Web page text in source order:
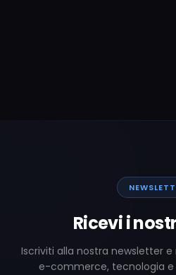
Ricevi i
Iscriviti alla nostra newsletter
e-commerce, tecnologia